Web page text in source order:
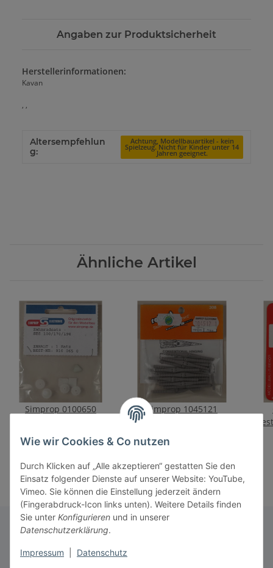
Angaben zur Produktsicherheit
Herstellerinformationen:
Kavan
, ,
Altersempfehlun
g:
Achtung, Modellbauartikel - kein
Spielzeug. Nicht für Kinder unter 14
Jahren geeignet.
Ähnliche Artikel
Simprop 0100650
SES100/140/190/
7,10 €
Simprop 1045121
STIFTSCHARNIER 3,0 MM
Informationen
Wie wir Cookies & Co nutzen
Durch Klicken auf „Alle akzeptieren“ gestatten Sie den
Einsatz folgender Dienste auf unserer Website: YouTube,
Vimeo. Sie können die Einstellung jederzeit ändern
(Fingerabdruck-Icon links unten). Weitere Details finden
Sie unter Konfigurieren und in unserer
Datenschutzerklärung.
Impressum Datenschutz